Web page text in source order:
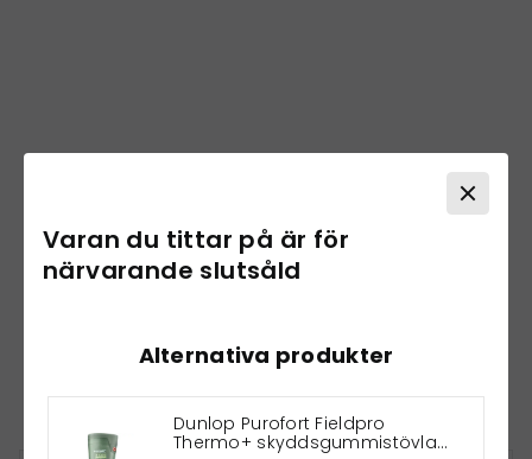
Andra har också köpt
Varan du tittar på är för
närvarande slutsåld
Alternativa produkter
Dunlop Purofort Fieldpro
Thermo+ skyddsgummistövlar